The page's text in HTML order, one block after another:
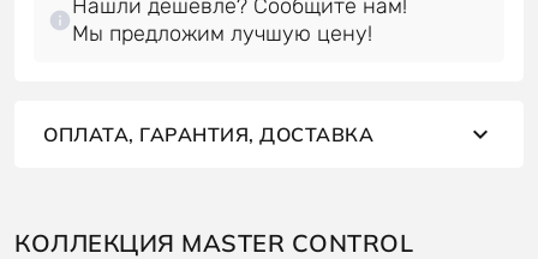
Нашли дешевле? Сообщите нам!
Мы предложим лучшую цену!
ОПЛАТА, ГАРАНТИЯ, ДОСТАВКА
КОЛЛЕКЦИЯ MASTER CONTROL